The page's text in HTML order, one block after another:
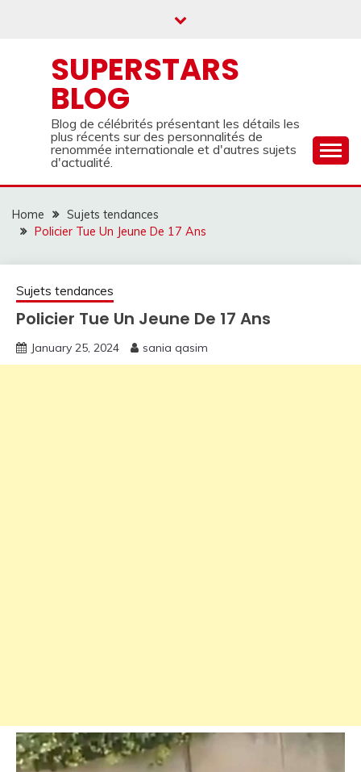
SUPERSTARS
BLOG
Blog de célébrités présentant les détails les
plus récents sur des personnalités de
renommée internationale et d'autres sujets
d'actualité.
Home
Sujets tendances
Policier Tue Un Jeune De 17 Ans
Sujets tendances
Policier Tue Un Jeune De 17 Ans
January 25, 2024 sania qasim